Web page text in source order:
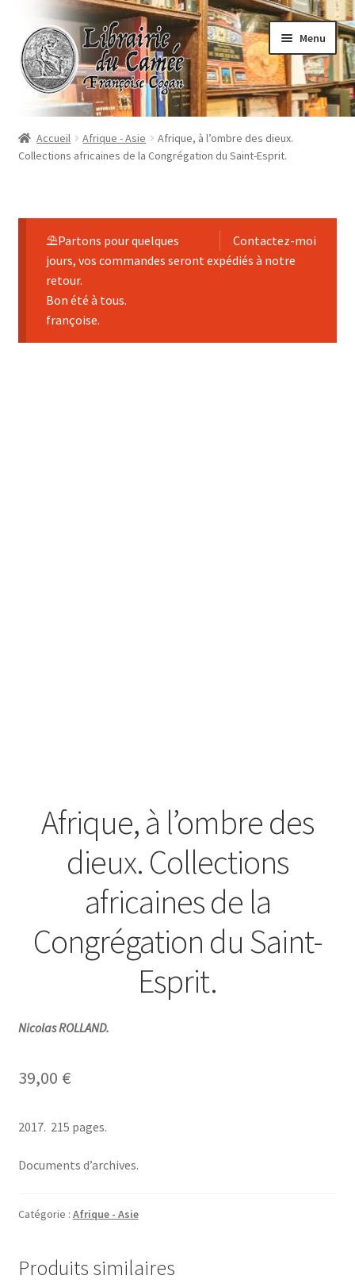
Aller
à
la
navigation
Aller
au
contenu
Menu
Accueil
Librairie
Commande
Accueil Afrique - Asie
Afrique, à l’ombre des dieux.
Collections africaines de la Congrégation du Saint-Esprit.
Contactez-moi
⛱Partons pour quelques
jours, vos commandes seront expédiés à notre
retour.
Bon été à tous.
françoise.
Afrique, à l’ombre des
dieux. Collections
africaines de la
Congrégation du Saint-
Esprit.
Nicolas ROLLAND.
39,00 €
2017. 215 pages.
Documents d’archives.
Catégorie : Afrique - Asie
Produits similaires